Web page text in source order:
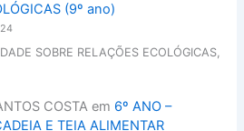
(9º ano)
SOBRE RELAÇÕES ECOLÓGICAS,
COSTA em 6º ANO –
E TEIA ALIMENTAR